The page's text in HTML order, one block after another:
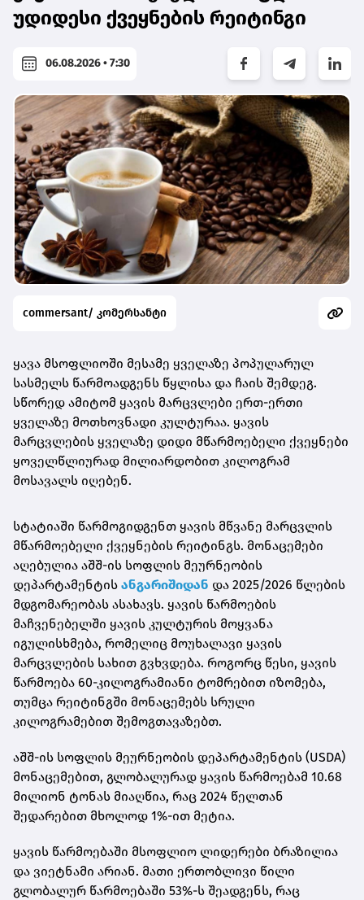
უდიდესი ქვეყნების რეიტინგი
06.08.2026 • 7:30
commersant/ კომერსანტი
ყავა მსოფლიოში მესამე ყველაზე პოპულარულ
სასმელს წარმოადგენს წყლისა და ჩაის შემდეგ.
სწორედ ამიტომ ყავის მარცვლები ერთ-ერთი
ყველაზე მოთხოვნადი კულტურაა. ყავის
მარცვლების ყველაზე დიდი მწარმოებელი ქვეყნები
ყოველწლიურად მილიარდობით კილოგრამ
მოსავალს იღებენ.
სტატიაში წარმოგიდგენთ ყავის მწვანე მარცვლის
მწარმოებელი ქვეყნების რეიტინგს. მონაცემები
აღებულია აშშ-ის სოფლის მეურნეობის
დეპარტამენტის ანგარიშიდან და 2025/2026 წლების
მდგომარეობას ასახავს. ყავის წარმოების
მაჩვენებელში ყავის კულტურის მოყვანა
იგულისხმება, რომელიც მოუხალავი ყავის
მარცვლების სახით გვხვდება. როგორც წესი, ყავის
წარმოება 60-კილოგრამიანი ტომრებით იზომება,
თუმცა რეიტინგში მონაცემებს სრული
კილოგრამებით შემოგთავაზებთ.
აშშ-ის სოფლის მეურნეობის დეპარტამენტის (USDA)
მონაცემებით, გლობალურად ყავის წარმოებამ 10.68
მილიონ ტონას მიაღწია, რაც 2024 წელთან
შედარებით მხოლოდ 1%-ით მეტია.
ყავის წარმოებაში მსოფლიო ლიდერები ბრაზილია
და ვიეტნამი არიან. მათი ერთობლივი წილი
გლობალურ წარმოებაში 53%-ს შეადგენს, რაც